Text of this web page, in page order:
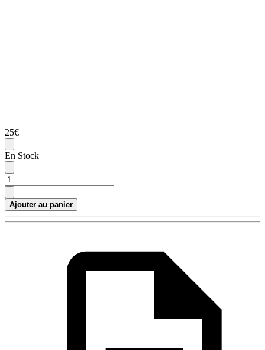
25€
En Stock
Ajouter au panier